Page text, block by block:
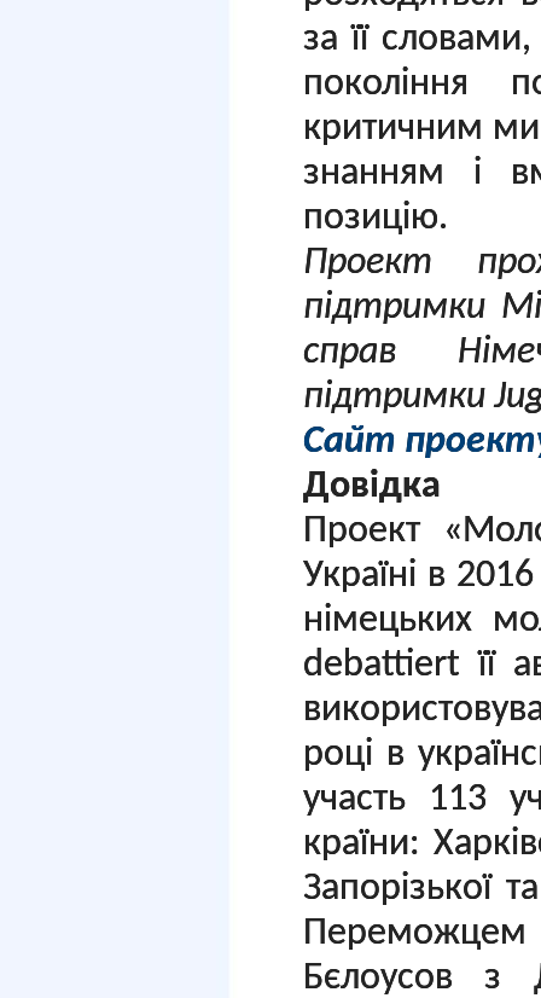
за її
покоління
критичним
знанням і
позицію.
Проект
підтримки
справ
підтримки
Сайт
Довідка
Проект
Україні в
німецьких
debattiert її
році в
участь 113
країни:
Запорізької
Бєлоусов з